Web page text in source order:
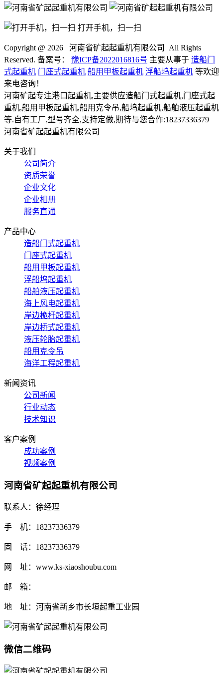
打开手机，扫一扫
Copyright @ 2026 河南省矿起起重机有限公司 All Rights
Reserved. 备案号： 豫ICP备2022016816号 主要从事于 造船门
式起重机 门座式起重机 船用甲板起重机 浮船坞起重机 等欢迎
来电咨询！
河南矿起专注港口起重机,主要供应造船门式起重机,门座式起
重机,船用甲板起重机,船用克令吊,船坞起重机,船舶液压起重机
等.自有工厂,型号齐全,支持定做,期待与您合作:18237336379
河南省矿起起重机有限公司
关于我们
公司简介
资质荣誉
企业文化
企业相册
服务直通
产品中心
造船门式起重机
门座式起重机
船用甲板起重机
浮船坞起重机
船舶液压起重机
海上风电起重机
岸边桅杆起重机
岸边桥式起重机
液压轮胎起重机
船用克令吊
海洋工程起重机
新闻资讯
公司新闻
行业动态
技术知识
客户案例
成功案例
视频案例
河南省矿起起重机有限公司
联系人：徐经理
手 机：18237336379
固 话：18237336379
网 址：www.ks-xiaoshoubu.com
邮 箱：
地 址：河南省新乡市长垣起重工业园
微信二维码